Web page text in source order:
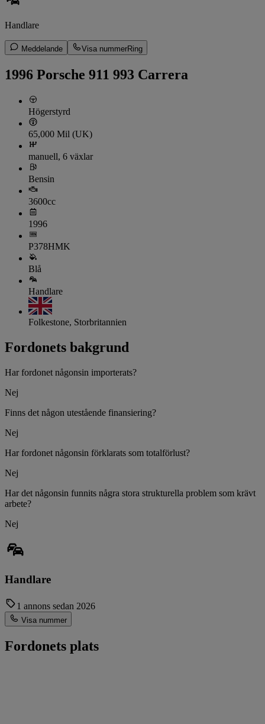
Handlare
Meddelande Visa nummerRing
1996 Porsche 911 993 Carrera
Högerstyrd
65,000 Mil (UK)
manuell, 6 växlar
Bensin
3600cc
1996
P378HMK
Blå
Handlare
Folkestone, Storbritannien
Fordonets bakgrund
Har fordonet någonsin importerats?
Nej
Finns det någon utestående finansiering?
Nej
Har fordonet någonsin förklarats som totalförlust?
Nej
Har det någonsin funnits några stora strukturella problem som krävt
arbete?
Nej
Handlare
1 annons sedan 2026
Visa nummer
Fordonets plats